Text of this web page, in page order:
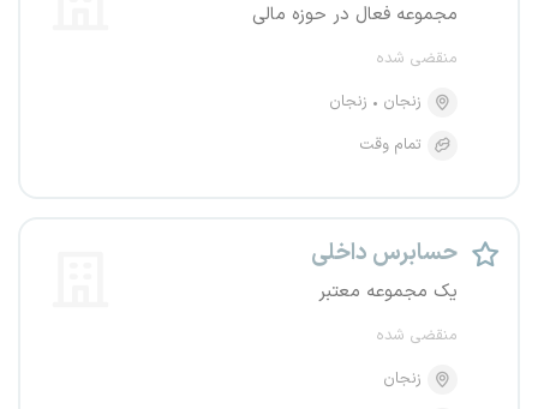
مجموعه فعال در حوزه مالی
منقضی شده
زنجان
زنجان
تمام وقت
حسابرس داخلی
یک مجموعه معتبر
منقضی شده
زنجان